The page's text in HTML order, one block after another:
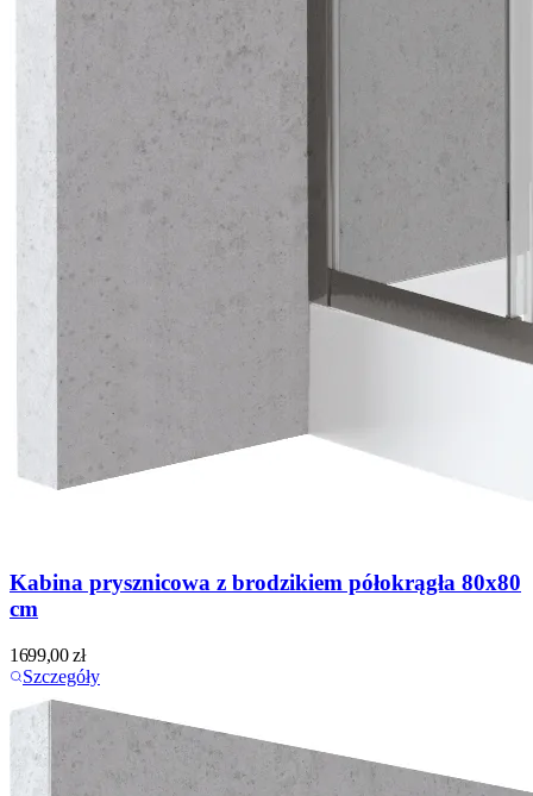
Kabina prysznicowa z brodzikiem półokrągła 80x80
cm
1699,00zł
Szczegóły